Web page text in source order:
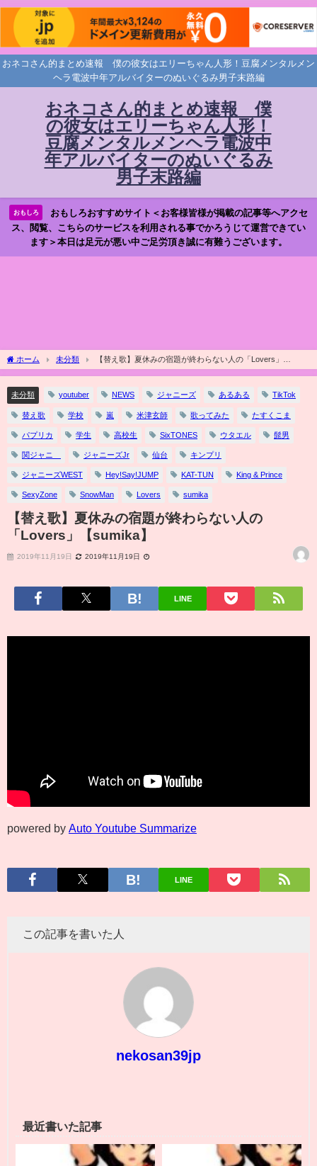
おネコさん的まとめ速報 僕の彼女はエリーちゃん人形！豆腐メンタルメン
ヘラ電波中年アルバイターのぬいぐるみ男子末路編
おネコさん的まとめ速報 僕
の彼女はエリーちゃん人形！
豆腐メンタルメンヘラ電波中
年アルバイターのぬいぐるみ
男子末路編
おもしろ
おもしろおすすめサイト＜お客様皆様が掲載の記事等へアクセ
ス、閲覧、こちらのサービスを利用される事でかろうじて運営できてい
ます＞本日は足元が悪い中ご足労頂き誠に有難うございます。
ホーム 未分類
【替え歌】夏休みの宿題が終わらない人の「Lovers」
【sumika】
未分類 youtuber NEWS ジャニーズ あるある TikTok
替え歌 学校 嵐 米津玄師 歌ってみた たすくこま
パプリカ 学生 高校生 SixTONES ウタエル 髭男
関ジャニ∞ ジャニーズJr 仙台 キンプリ
ジャニーズWEST Hey!Say!JUMP KAT-TUN King & Prince
SexyZone SnowMan Lovers sumika
【替え歌】夏休みの宿題が終わらない人の
「Lovers」【sumika】
2019年11月19日 2019年11月19日
LINE
powered by Auto Youtube Summarize
LINE
この記事を書いた人
nekosan39jp
最近書いた記事